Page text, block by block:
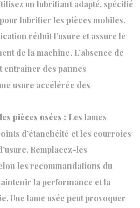
un lubrifiant adapté, spécifié
lubrifier les pièces mobiles.
réduit l’usure et assure le
de la machine. L’absence de
des pannes
usure accélérée des
pièces usées : Les lames
d’étanchéité et les courroies
Remplacez-les
les recommandations du
la performance et la
Une lame usée peut provoquer